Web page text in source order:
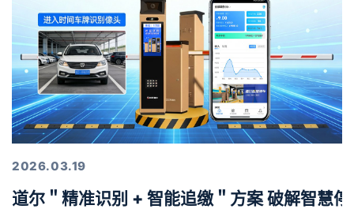
2026.03.19
道尔＂精准识别 + 智能追缴＂方案 破解智慧